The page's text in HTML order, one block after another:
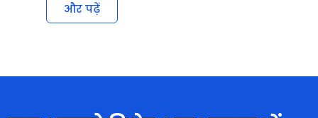
और पढ़ें